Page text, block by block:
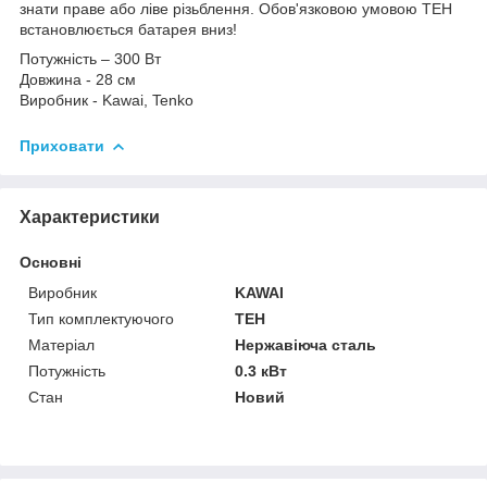
знати праве або ліве різьблення. Обов'язковою умовою ТЕН
встановлюється батарея вниз!
Потужність – 300 Вт
Довжина - 28 см
Виробник - Kawai, Tenko
Приховати
Характеристики
Основні
Виробник
KAWAI
Тип комплектуючого
ТЕН
Матеріал
Нержавіюча сталь
Потужність
0.3 кВт
Стан
Новий